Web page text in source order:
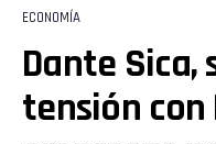
ECONOMÍA
Dante Sica,
tensión con